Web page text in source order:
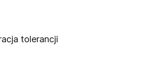
tolerancji